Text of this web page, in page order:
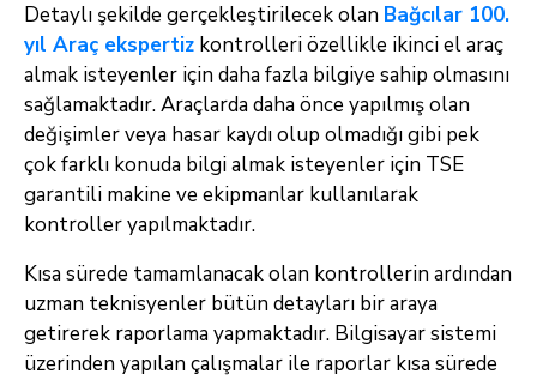
Detaylı şekilde gerçekleştirilecek olan Bağcılar 100.
yıl Araç ekspertiz kontrolleri özellikle ikinci el araç
almak isteyenler için daha fazla bilgiye sahip olmasını
sağlamaktadır. Araçlarda daha önce yapılmış olan
değişimler veya hasar kaydı olup olmadığı gibi pek
çok farklı konuda bilgi almak isteyenler için TSE
garantili makine ve ekipmanlar kullanılarak
kontroller yapılmaktadır.
Kısa sürede tamamlanacak olan kontrollerin ardından
uzman teknisyenler bütün detayları bir araya
getirerek raporlama yapmaktadır. Bilgisayar sistemi
üzerinden yapılan çalışmalar ile raporlar kısa sürede